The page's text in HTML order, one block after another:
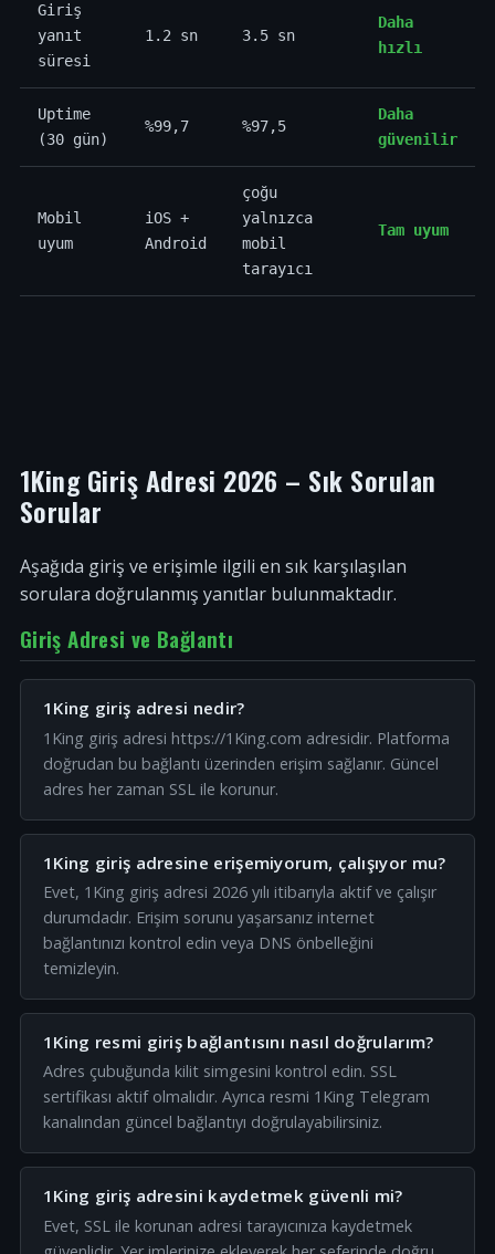
Giriş
yanıt
süresi
1.2 sn 3.5 sn
Daha
hızlı
Uptime
(30 gün)
%99,7 %97,5
Daha
güvenilir
Mobil
uyum
iOS +
Android
çoğu
yalnızca
mobil
tarayıcı
Tam uyum
1King Giriş Adresi 2026 – Sık Sorulan
Sorular
Aşağıda giriş ve erişimle ilgili en sık karşılaşılan
sorulara doğrulanmış yanıtlar bulunmaktadır.
Giriş Adresi ve Bağlantı
1King giriş adresi nedir?
1King giriş adresi https://1King.com adresidir. Platforma
doğrudan bu bağlantı üzerinden erişim sağlanır. Güncel
adres her zaman SSL ile korunur.
1King giriş adresine erişemiyorum, çalışıyor mu?
Evet, 1King giriş adresi 2026 yılı itibarıyla aktif ve çalışır
durumdadır. Erişim sorunu yaşarsanız internet
bağlantınızı kontrol edin veya DNS önbelleğini
temizleyin.
1King resmi giriş bağlantısını nasıl doğrularım?
Adres çubuğunda kilit simgesini kontrol edin. SSL
sertifikası aktif olmalıdır. Ayrıca resmi 1King Telegram
kanalından güncel bağlantıyı doğrulayabilirsiniz.
1King giriş adresini kaydetmek güvenli mi?
Evet, SSL ile korunan adresi tarayıcınıza kaydetmek